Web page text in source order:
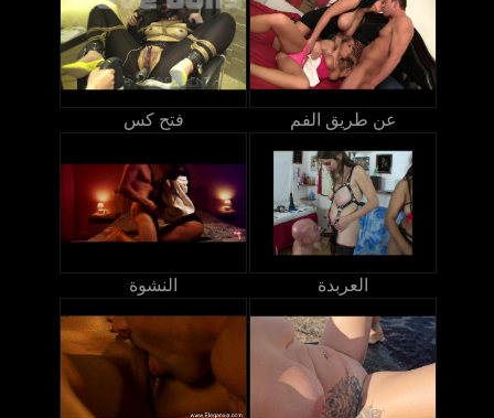
فتح كس عن طريق الفم
النشوة العربدة